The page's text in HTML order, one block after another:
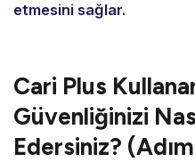
etmesini sağlar.
Cari Plus
Güvenliğinizi
Edersiniz?